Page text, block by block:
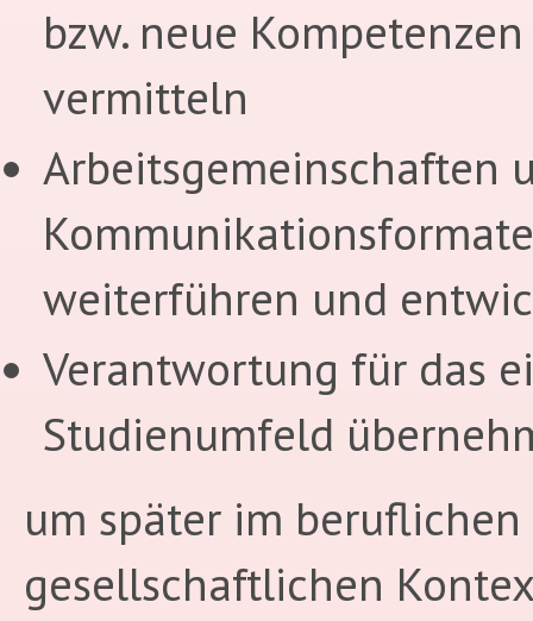
bzw. neue
vermitteln
Arbeitsgemeinschaften
Kommunikationsformate
weiterführen und
Verantwortung für das
Studienumfeld
um später im
gesellschaftlichen